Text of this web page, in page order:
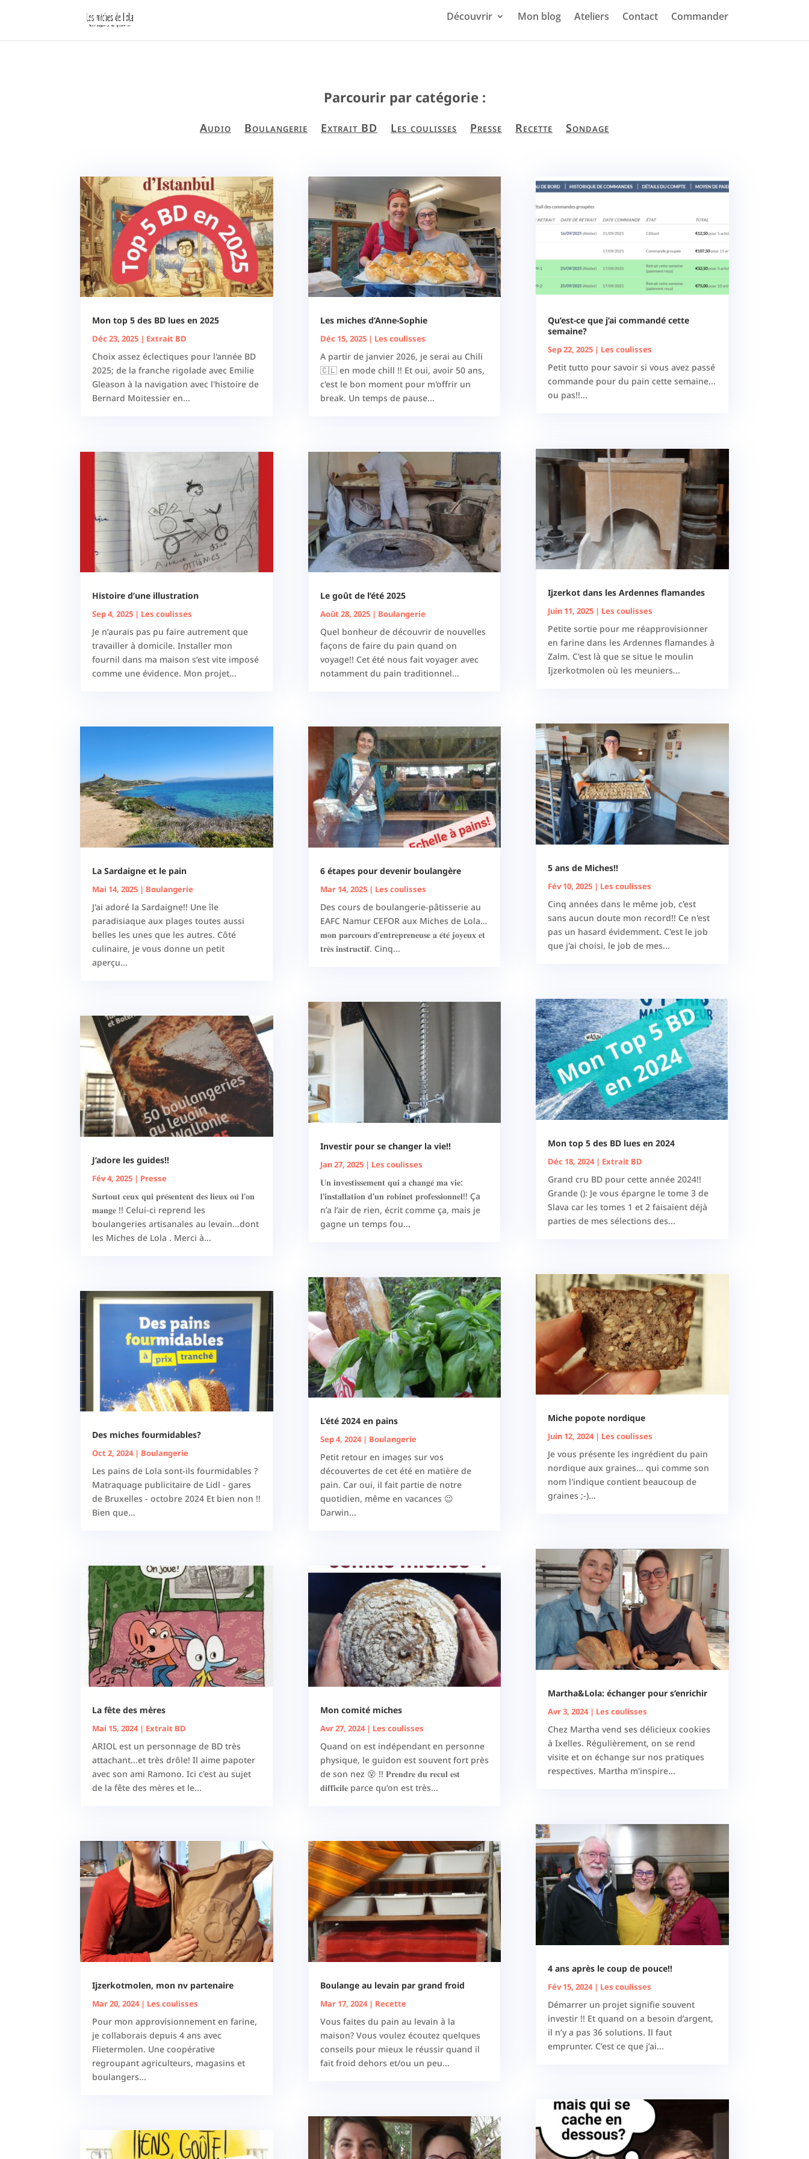
Découvrir Mon blog Ateliers Contact Commander
Parcourir par catégorie :
Audio Boulangerie Extrait BD Les coulisses Presse Recette Sondage
Mon top 5 des BD lues en 2025
Déc 23, 2025 | Extrait BD
Choix assez éclectiques pour l'année BD
2025; de la franche rigolade avec Emilie
Gleason à la navigation avec l'histoire de
Bernard Moitessier en...
Histoire d’une illustration
Sep 4, 2025 | Les coulisses
Je n’aurais pas pu faire autrement que
travailler à domicile. Installer mon
fournil dans ma maison s’est vite imposé
comme une évidence. Mon projet...
La Sardaigne et le pain
Mai 14, 2025 | Boulangerie
J'ai adoré la Sardaigne!! Une île
paradisiaque aux plages toutes aussi
belles les unes que les autres. Côté
culinaire, je vous donne un petit
aperçu...
J’adore les guides!!
Fév 4, 2025 | Presse
𝐒𝐮𝐫𝐭𝐨𝐮𝐭 𝐜𝐞𝐮𝐱 𝐪𝐮𝐢 𝐩𝐫𝐞́𝐬𝐞𝐧𝐭𝐞𝐧𝐭 𝐝𝐞𝐬 𝐥𝐢𝐞𝐮𝐱 𝐨𝐮̀ 𝐥'𝐨𝐧
𝐦𝐚𝐧𝐠𝐞 !! Celui-ci reprend les
boulangeries artisanales au levain...dont
les Miches de Lola . Merci à...
Des miches fourmidables?
Oct 2, 2024| Boulangerie
Les pains de Lola sont-ils fourmidables ?
Matraquage publicitaire de Lidl - gares
de Bruxelles - octobre 2024 Et bien non !!
Bien que...
La fête des mères
Mai 15, 2024| Extrait BD
ARIOL est un personnage de BD très
attachant...et très drôle! Il aime papoter
avec son ami Ramono. Ici c'est au sujet
de la fête des mères et le...
Ijzerkotmolen, mon nv partenaire
Mar 20, 2024| Les coulisses
Pour mon approvisionnement en farine,
je collaborais depuis 4 ans avec
Flietermolen. Une coopérative
regroupant agriculteurs, magasins et
boulangers...
Les miches d’Anne-Sophie
Déc 15, 2025| Les coulisses
A partir de janvier 2026, je serai au Chili
🇨🇱 en mode chill !! Et oui, avoir 50 ans,
c'est le bon moment pour m'offrir un
break. Un temps de pause...
Le goût de l’été 2025
Août 28, 2025| Boulangerie
Quel bonheur de découvrir de nouvelles
façons de faire du pain quand on
voyage!! Cet été nous fait voyager avec
notamment du pain traditionnel...
6 étapes pour devenir boulangère
Mar 14, 2025| Les coulisses
Des cours de boulangerie-pâtisserie au
EAFC Namur CEFOR aux Miches de Lola…
𝐦𝐨𝐧 𝐩𝐚𝐫𝐜𝐨𝐮𝐫𝐬 𝐝’𝐞𝐧𝐭𝐫𝐞𝐩𝐫𝐞𝐧𝐞𝐮𝐬𝐞 𝐚 𝐞́𝐭𝐞́ 𝐣𝐨𝐲𝐞𝐮𝐱 𝐞𝐭
𝐭𝐫𝐞̀𝐬 𝐢𝐧𝐬𝐭𝐫𝐮𝐜𝐭𝐢𝐟. Cinq...
Investir pour se changer la vie!!
Jan 27, 2025| Les coulisses
𝐔𝐧 𝐢𝐧𝐯𝐞𝐬𝐭𝐢𝐬𝐬𝐞𝐦𝐞𝐧𝐭 𝐪𝐮𝐢 𝐚 𝐜𝐡𝐚𝐧𝐠𝐞́ 𝐦𝐚 𝐯𝐢𝐞:
𝐥'𝐢𝐧𝐬𝐭𝐚𝐥𝐥𝐚𝐭𝐢𝐨𝐧 𝐝'𝐮𝐧 𝐫𝐨𝐛𝐢𝐧𝐞𝐭 𝐩𝐫𝐨𝐟𝐞𝐬𝐬𝐢𝐨𝐧𝐧𝐞𝐥!! Ça
n’a l’air de rien, écrit comme ça, mais je
gagne un temps fou...
L’été 2024 en pains
Sep 4, 2024| Boulangerie
Petit retour en images sur vos
découvertes de cet été en matière de
pain. Car oui, il fait partie de notre
quotidien, même en vacances 😉
Darwin...
Mon comité miches
Avr 27, 2024| Les coulisses
Quand on est indépendant en personne
physique, le guidon est souvent fort près
de son nez 😵 !! 𝐏𝐫𝐞𝐧𝐝𝐫𝐞 𝐝𝐮 𝐫𝐞𝐜𝐮𝐥 𝐞𝐬𝐭
𝐝𝐢𝐟𝐟𝐢𝐜𝐢𝐥𝐞 parce qu’on est très...
Boulange au levain par grand froid
Mar 17, 2024| Recette
Vous faites du pain au levain à la
maison? Vous voulez écoutez quelques
conseils pour mieux le réussir quand il
fait froid dehors et/ou un peu...
Qu’est-ce que j’ai commandé cette
semaine?
Sep 22, 2025| Les coulisses
Petit tutto pour savoir si vous avez passé
commande pour du pain cette semaine...
ou pas!!...
Ijzerkot dans les Ardennes flamandes
Juin 11, 2025| Les coulisses
Petite sortie pour me réapprovisionner
en farine dans les Ardennes flamandes à
Zalm. C'est là que se situe le moulin
Ijzerkotmolen où les meuniers...
5 ans de Miches!!
Fév 10, 2025| Les coulisses
Cinq années dans le même job, c'est
sans aucun doute mon record!! Ce n'est
pas un hasard évidemment. C'est le job
que j'ai choisi, le job de mes...
Mon top 5 des BD lues en 2024
Déc 18, 2024| Extrait BD
Grand cru BD pour cette année 2024!!
Grande (): Je vous épargne le tome 3 de
Slava car les tomes 1 et 2 faisaient déjà
parties de mes sélections des...
Miche popote nordique
Juin 12, 2024| Les coulisses
Je vous présente les ingrédient du pain
nordique aux graines... qui comme son
nom l'indique contient beaucoup de
graines ;-)...
Martha&Lola: échanger pour s’enrichir
Avr 3, 2024| Les coulisses
Chez Martha vend ses délicieux cookies
à Ixelles. Régulièrement, on se rend
visite et on échange sur nos pratiques
respectives. Martha m'inspire...
4 ans après le coup de pouce!!
Fév 15, 2024| Les coulisses
Démarrer un projet signifie souvent
investir !! Et quand on a besoin d’argent,
il n’y a pas 36 solutions. Il faut
emprunter. C’est ce que j’ai...